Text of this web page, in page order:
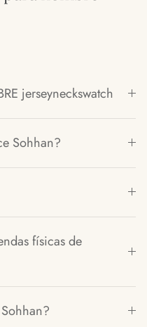
jerseyneckswatch
Sohhan?
físicas de